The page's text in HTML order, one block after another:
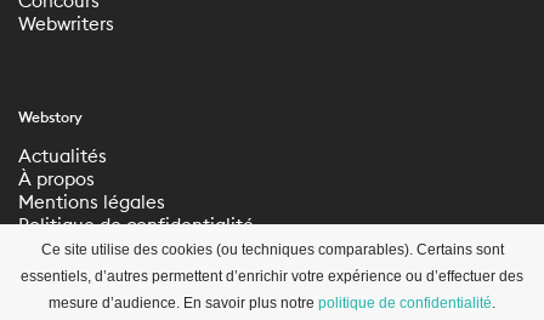
Webwriters
Webstory
Actualités
À propos
Mentions légales
Politique de confidentialité
Paramètres de
confidentialité
Ce site utilise des cookies (ou techniques comparables). Certains sont
essentiels, d’autres permettent d’enrichir votre expérience ou d’effectuer des
mesure d’audience. En savoir plus notre politique de confidentialité.